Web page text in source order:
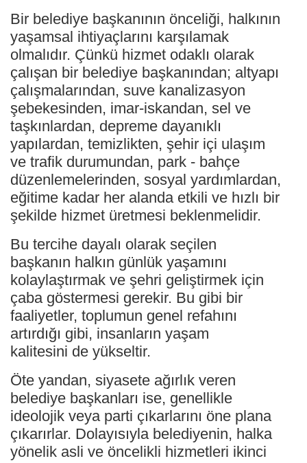
Bir belediye başkanının önceliği, halkının
yaşamsal ihtiyaçlarını karşılamak
olmalıdır. Çünkü hizmet odaklı olarak
çalışan bir belediye başkanından; altyapı
çalışmalarından, suve kanalizasyon
şebekesinden, imar-iskandan, sel ve
taşkınlardan, depreme dayanıklı
yapılardan, temizlikten, şehir içi ulaşım
ve trafik durumundan, park - bahçe
düzenlemelerinden, sosyal yardımlardan,
eğitime kadar her alanda etkili ve hızlı bir
şekilde hizmet üretmesi beklenmelidir.
Bu tercihe dayalı olarak seçilen
başkanın halkın günlük yaşamını
kolaylaştırmak ve şehri geliştirmek için
çaba göstermesi gerekir. Bu gibi bir
faaliyetler, toplumun genel refahını
artırdığı gibi, insanların yaşam
kalitesini de yükseltir.
Öte yandan, siyasete ağırlık veren
belediye başkanları ise, genellikle
ideolojik veya parti çıkarlarını öne plana
çıkarırlar. Dolayısıyla belediyenin, halka
yönelik asli ve öncelikli hizmetleri ikinci